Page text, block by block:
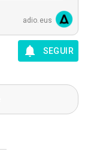
adio.eus
SEGUIR